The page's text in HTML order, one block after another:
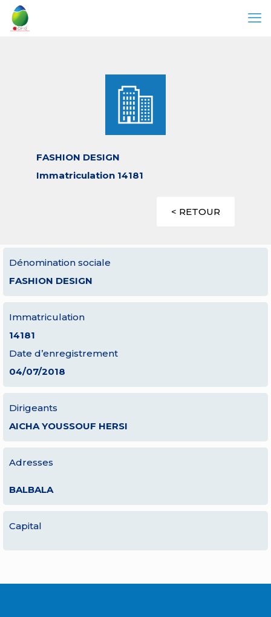
FASHION DESIGN
Immatriculation 14181
< RETOUR
Dénomination sociale
FASHION DESIGN
Immatriculation
14181
Date d’enregistrement
04/07/2018
Dirigeants
AICHA YOUSSOUF HERSI
Adresses
BALBALA
Capital